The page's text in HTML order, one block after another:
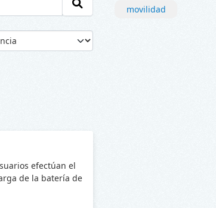
efectúan el
de la batería de
movilidad